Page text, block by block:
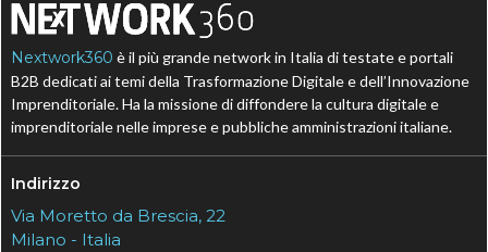
Nextwork360 è il più grande network in Italia di testate e portali
B2B dedicati ai temi della Trasformazione Digitale e dell’Innovazione
Imprenditoriale. Ha la missione di diffondere la cultura digitale e
imprenditoriale nelle imprese e pubbliche amministrazioni italiane.
Indirizzo
Via Moretto da Brescia, 22
Milano - Italia